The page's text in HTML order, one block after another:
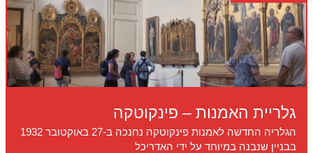
גלריית האמנות – פינקוטקה
הגלריה החדשה לאמנות פינקוטקה נחנכה ב-27 באוקטובר 1932
בבניין שנבנה במיוחד על ידי האדריכל